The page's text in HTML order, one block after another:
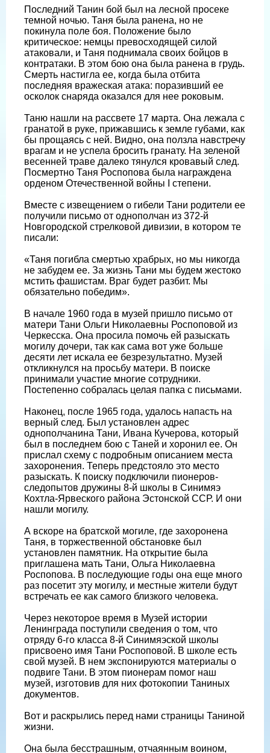
Последний Танин бой был на лесной просеке
темной ночью. Таня была ранена, но не
покинула поле боя. Положение было
критическое: немцы превосходящей силой
атаковали, и Таня поднимала своих бойцов в
контратаки. В этом бою она была ранена в грудь.
Смерть настигла ее, когда была отбита
последняя вражеская атака: поразивший ее
осколок снаряда оказался для нее роковым.
Таню нашли на рассвете 17 марта. Она лежала с
гранатой в руке, прижавшись к земле губами, как
бы прощаясь с ней. Видно, она ползла навстречу
врагам и не успела бросить гранату. На зеленой
весенней траве далеко тянулся кровавый след.
Посмертно Таня Роспопова была награждена
орденом Отечественной войны I степени.
Вместе с извещением о гибели Тани родители ее
получили письмо от однополчан из 372-й
Новгородской стрелковой дивизии, в котором те
писали:
«Таня погибла смертью храбрых, но мы никогда
не забудем ее. За жизнь Тани мы будем жестоко
мстить фашистам. Враг будет разбит. Мы
обязательно победим».
В начале 1960 года в музей пришло письмо от
матери Тани Ольги Николаевны Роспоповой из
Черкесска. Она просила помочь ей разыскать
могилу дочери, так как сама вот уже больше
десяти лет искала ее безрезультатно. Музей
откликнулся на просьбу матери. В поиске
принимали участие многие сотрудники.
Постепенно собралась целая папка с письмами.
Наконец, после 1965 года, удалось напасть на
верный след. Был установлен адрес
однополчанина Тани, Ивана Кучерова, который
был в последнем бою с Таней и хоронил ее. Он
прислал схему с подробным описанием места
захоронения. Теперь предстояло это место
разыскать. К поиску подключили пионеров-
следопытов дружины 8-й школы в Синимяэ
Кохтла-Ярвеского района Эстонской ССР. И они
нашли могилу.
А вскоре на братской могиле, где захоронена
Таня, в торжественной обстановке был
установлен памятник. На открытие была
приглашена мать Тани, Ольга Николаевна
Роспопова. В последующие годы она еще много
раз посетит эту могилу, и местные жители будут
встречать ее как самого близкого человека.
Через некоторое время в Музей истории
Ленинграда поступили сведения о том, что
отряду 6-го класса 8-й Синимяэской школы
присвоено имя Тани Роспоповой. В школе есть
свой музей. В нем экспонируются материалы о
подвиге Тани. В этом пионерам помог наш
музей, изготовив для них фотокопии Таниных
документов.
Вот и раскрылись перед нами страницы Таниной
жизни.
Она была бесстрашным, отчаянным воином,